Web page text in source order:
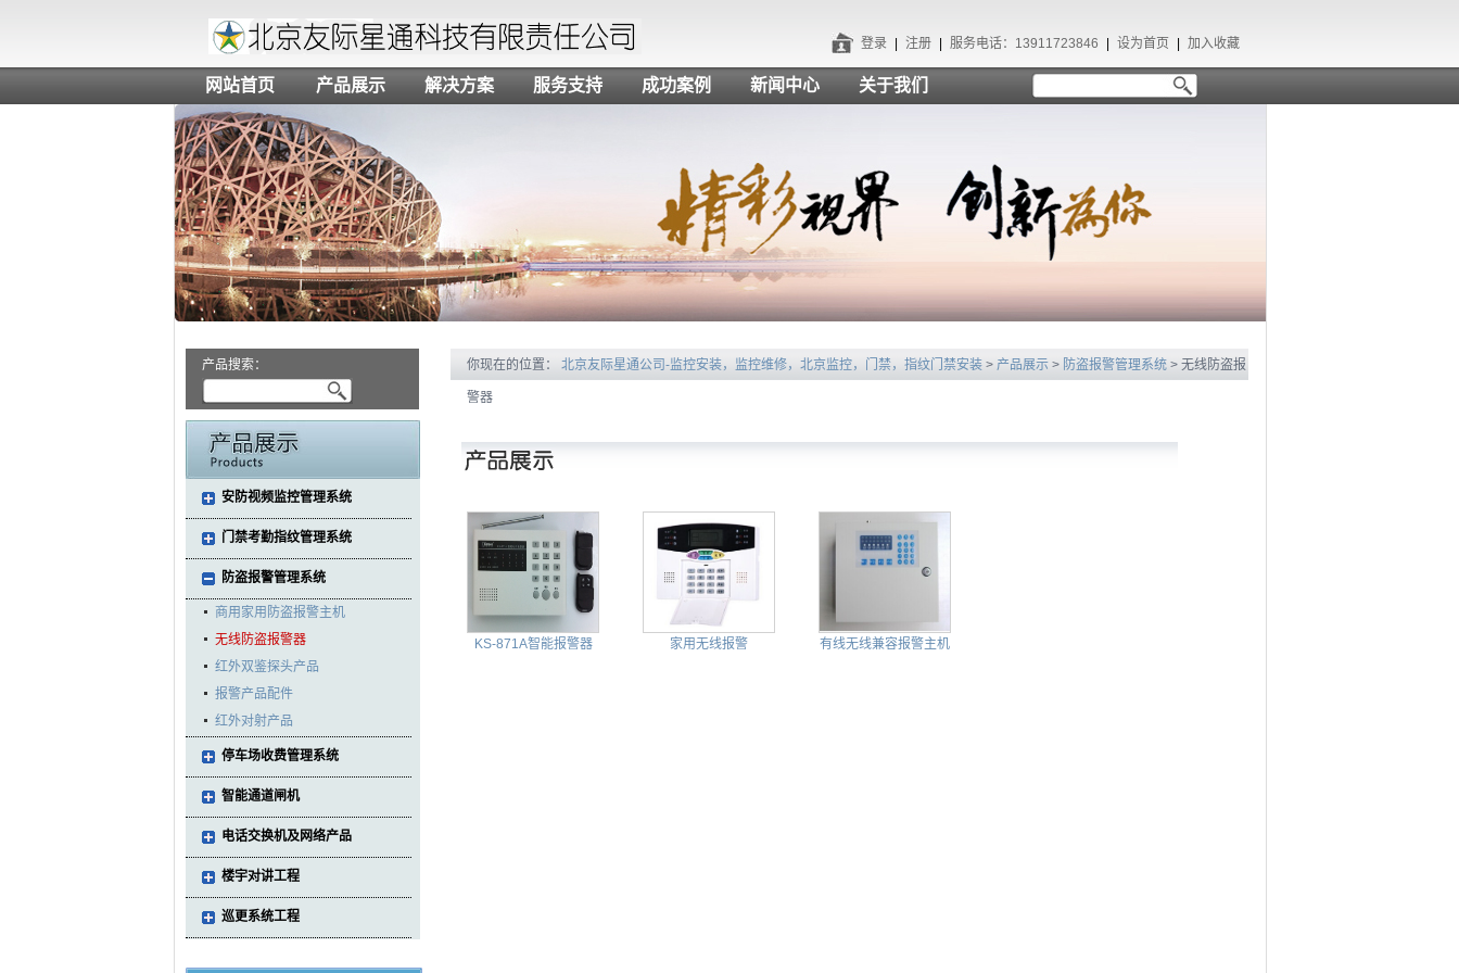
登录 注册 服务电话：13911723846 设为首页 加入收藏
网站首页 产品展示 解决方案 服务支持 成功案例 新闻中心 关于我们
产品搜索：
安防视频监控管理系统
门禁考勤指纹管理系统
防盗报警管理系统
商用家用防盗报警主机
无线防盗报警器
红外双鉴探头产品
报警产品配件
红外对射产品
停车场收费管理系统
智能通道闸机
电话交换机及网络产品
楼宇对讲工程
巡更系统工程
你现在的位置： 北京友际星通公司-监控安装，监控维修，北京监控，门禁，指纹门禁安装 > 产品展示 > 防盗报警管理系统 > 无线防盗报
警器
KS-871A智能报警器 家用无线报警 有线无线兼容报警主机